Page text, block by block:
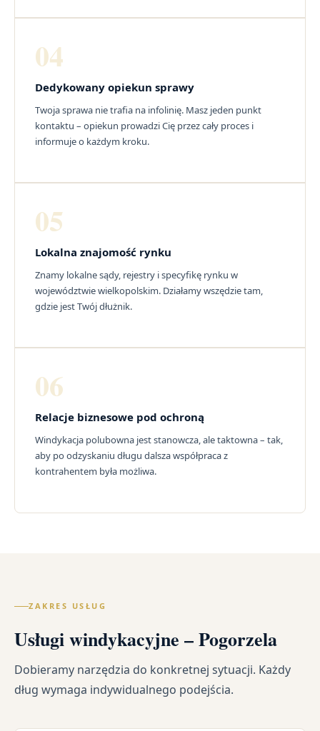
04
Dedykowany opiekun sprawy
Twoja sprawa nie trafia na infolinię. Masz jeden punkt
kontaktu – opiekun prowadzi Cię przez cały proces i
informuje o każdym kroku.
05
Lokalna znajomość rynku
Znamy lokalne sądy, rejestry i specyfikę rynku w
województwie wielkopolskim. Działamy wszędzie tam,
gdzie jest Twój dłużnik.
06
Relacje biznesowe pod ochroną
Windykacja polubowna jest stanowcza, ale taktowna – tak,
aby po odzyskaniu długu dalsza współpraca z
kontrahentem była możliwa.
ZAKRES USŁUG
Usługi windykacyjne – Pogorzela
Dobieramy narzędzia do konkretnej sytuacji. Każdy
dług wymaga indywidualnego podejścia.